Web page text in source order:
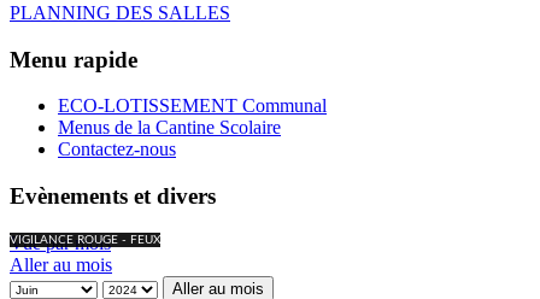
PLANNING DES SALLES
Menu rapide
ECO-LOTISSEMENT Communal
Menus de la Cantine Scolaire
Contactez-nous
Evènements et divers
VIGILANCE ROUGE - FEUX
Vue par mois
Aller au mois
Aller au mois